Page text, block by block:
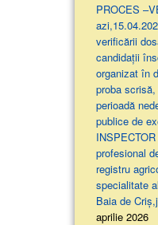
PROCES
verificării
candidații
organizat în
proba
perioadă
publice de
profesional
registru
specialitate
Baia de
aprilie 2026